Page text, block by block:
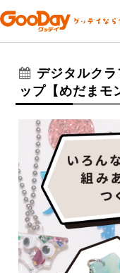
デジタルク
ップ【めだまモ